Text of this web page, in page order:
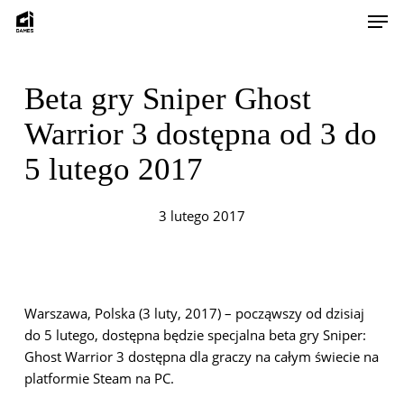
Skip
Beta gry Sniper Ghost
Warrior 3 dostępna od 3 do
5 lutego 2017
3 lutego 2017
Warszawa, Polska (3 luty, 2017) – począwszy od dzisiaj
do 5 lutego, dostępna będzie specjalna beta gry Sniper:
Ghost Warrior 3 dostępna dla graczy na całym świecie na
platformie Steam na PC.